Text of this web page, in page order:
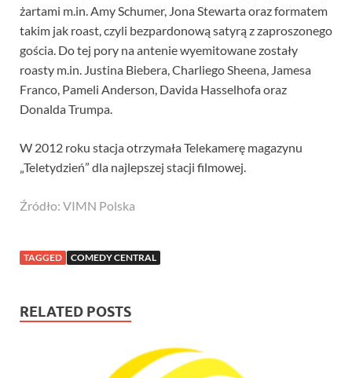
żartami m.in. Amy Schumer, Jona Stewarta oraz formatem
takim jak roast, czyli bezpardonową satyrą z zaproszonego
gościa. Do tej pory na antenie wyemitowane zostały
roasty m.in. Justina Biebera, Charliego Sheena, Jamesa
Franco, Pameli Anderson, Davida Hasselhofa oraz
Donalda Trumpa.
W 2012 roku stacja otrzymała Telekamerę magazynu
„Teletydzień” dla najlepszej stacji filmowej.
Źródło: VIMN Polska
TAGGED COMEDY CENTRAL
RELATED POSTS